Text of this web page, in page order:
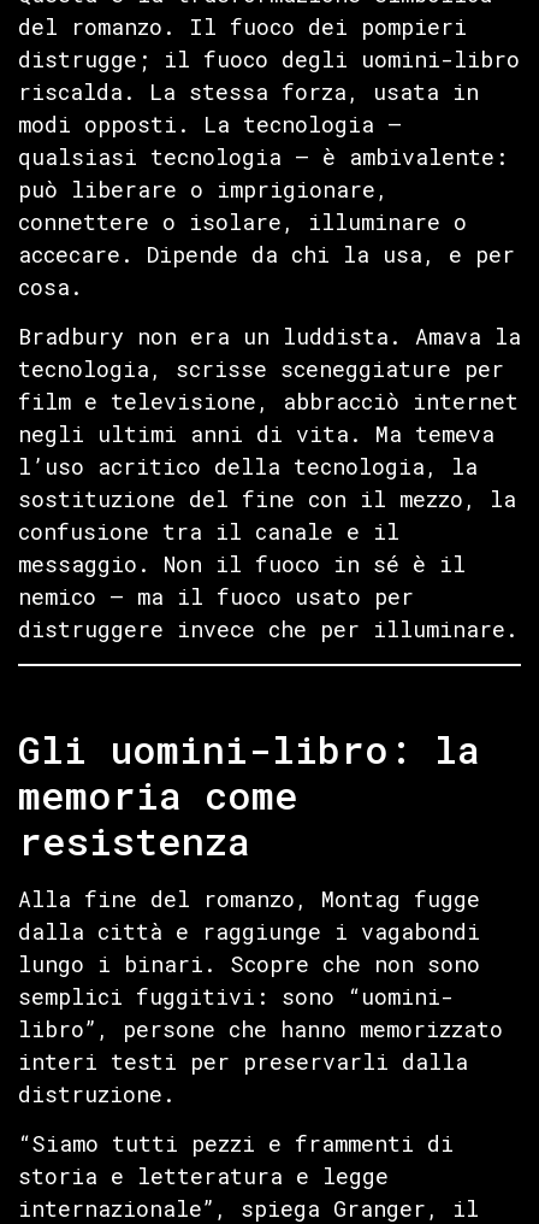
del romanzo. Il fuoco dei pompieri
distrugge; il fuoco degli uomini-libro
riscalda. La stessa forza, usata in
modi opposti. La tecnologia —
qualsiasi tecnologia — è ambivalente:
può liberare o imprigionare,
connettere o isolare, illuminare o
accecare. Dipende da chi la usa, e per
cosa.
Bradbury non era un luddista. Amava la
tecnologia, scrisse sceneggiature per
film e televisione, abbracciò internet
negli ultimi anni di vita. Ma temeva
l’uso acritico della tecnologia, la
sostituzione del fine con il mezzo, la
confusione tra il canale e il
messaggio. Non il fuoco in sé è il
nemico — ma il fuoco usato per
distruggere invece che per illuminare.
Gli uomini-libro: la
memoria come
resistenza
Alla fine del romanzo, Montag fugge
dalla città e raggiunge i vagabondi
lungo i binari. Scopre che non sono
semplici fuggitivi: sono “uomini-
libro”, persone che hanno memorizzato
interi testi per preservarli dalla
distruzione.
“Siamo tutti pezzi e frammenti di
storia e letteratura e legge
internazionale”, spiega Granger, il